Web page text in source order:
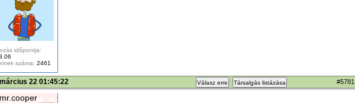
időpontja:
száma: 2461
22 01:45:22 Válasz erre Társalgás listázása #5781
mr.cooper